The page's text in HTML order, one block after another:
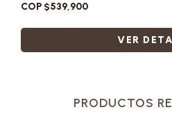
COP $539,900
VER
PRODUCTOS